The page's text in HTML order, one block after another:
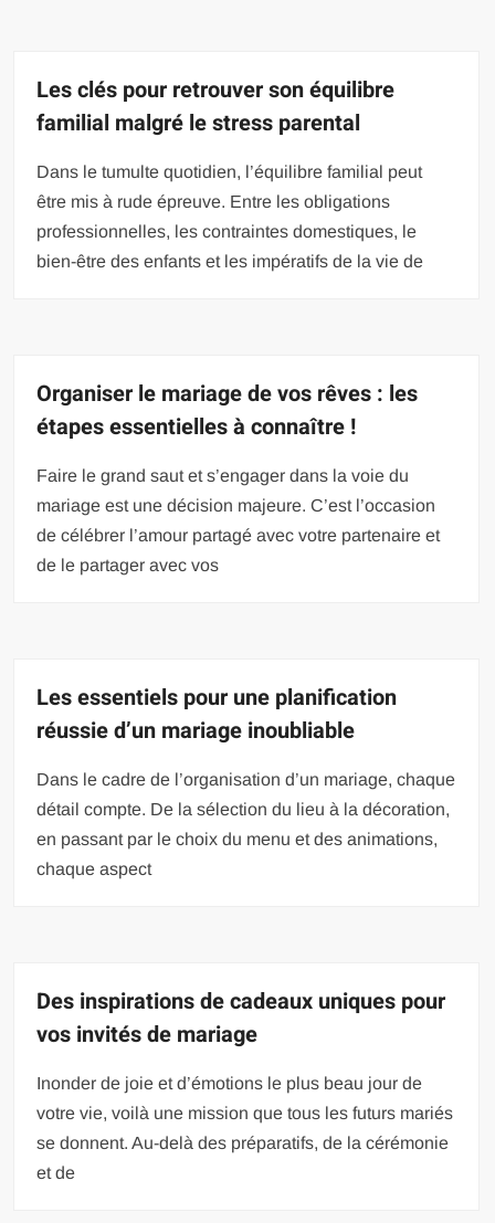
Les clés pour retrouver son équilibre
familial malgré le stress parental
Dans le tumulte quotidien, l’équilibre familial peut
être mis à rude épreuve. Entre les obligations
professionnelles, les contraintes domestiques, le
bien-être des enfants et les impératifs de la vie de
Organiser le mariage de vos rêves : les
étapes essentielles à connaître !
Faire le grand saut et s’engager dans la voie du
mariage est une décision majeure. C’est l’occasion
de célébrer l’amour partagé avec votre partenaire et
de le partager avec vos
Les essentiels pour une planification
réussie d’un mariage inoubliable
Dans le cadre de l’organisation d’un mariage, chaque
détail compte. De la sélection du lieu à la décoration,
en passant par le choix du menu et des animations,
chaque aspect
Des inspirations de cadeaux uniques pour
vos invités de mariage
Inonder de joie et d’émotions le plus beau jour de
votre vie, voilà une mission que tous les futurs mariés
se donnent. Au-delà des préparatifs, de la cérémonie
et de